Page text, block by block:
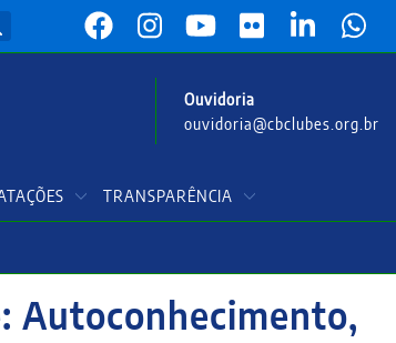
Ouvidoria
ouvidoria@cbclubes.org.br
TRANSPARÊNCIA
Autoconhecimento,